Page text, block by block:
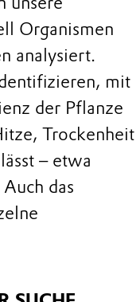
Organismen
analysiert.
mit
der Pflanze
Trockenheit
– etwa
das